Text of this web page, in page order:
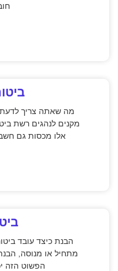
מה שאתה צריך לדעת
מקנים לנהגים רשת
אלו מכסות גם
הבנת כיצד עובד
מתחיל או מנוסה,
הפשוט הזה